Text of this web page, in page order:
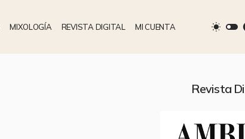
MIXOLOGÍA REVISTA DIGITAL MI CUENTA
Revista